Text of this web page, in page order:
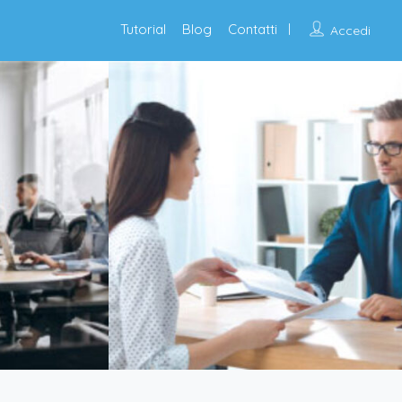
Accedi
Tutorial Blog Contatti